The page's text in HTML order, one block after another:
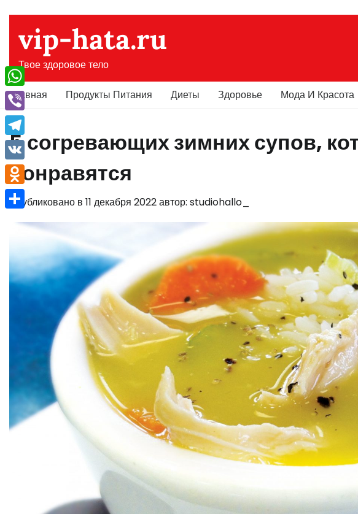
содержимому
vip-hata.ru
Твое здоровое тело
Главная Продукты Питания Диеты Здоровье Мода И Красота
5 согревающих зимних супов,
понравятся
Опубликовано в 11 декабря 2022автор: studiohallo_
WhatsApp
Viber
Telegram
VK
Odnoklassniki